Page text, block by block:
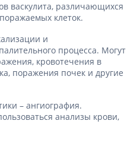
васкулита, различающихся
клеток.
и
процесса. Могут
кровотечения в
поражения почек и другие
– ангиография.
анализы крови,